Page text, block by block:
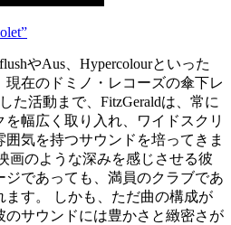
やAus、Hypercolourといった
在のドミノ・レコーズの傘下レ
た活動まで、FitzGeraldは、常に
幅広く取り入れ、ワイドスクリ
気を持つサウンドを培ってきま
画のような深みを感じさせる彼
であっても、満員のクラブであ
ます。 しかも、ただ曲の構成が
サウンドには豊かさと緻密さが